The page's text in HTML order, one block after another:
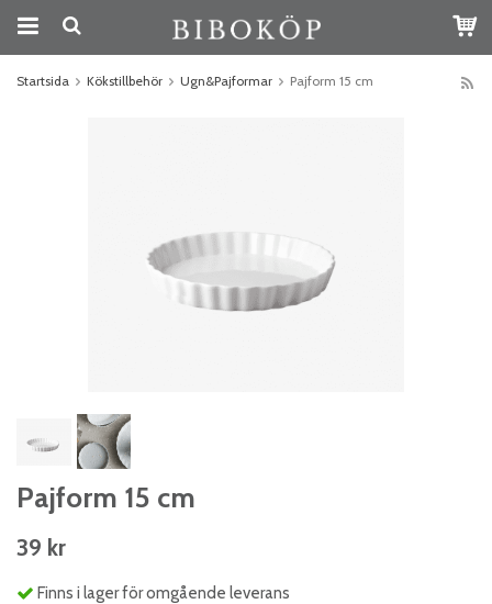
Startsida Kökstillbehör Ugn&Pajformar Pajform 15 cm
Pajform 15 cm
39 kr
Finns i lager för omgående leverans